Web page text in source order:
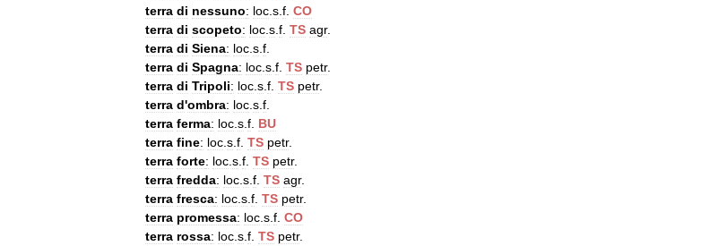
terra di nessuno: loc s f CO
terra di scopeto: loc s f TS agr.
terra di Siena: loc s f
terra di Spagna: loc s f TS petr.
terra di Tripoli: loc s f TS petr.
terra d'ombra: loc s f
terra ferma: loc s f BU
terra fine: loc s f TS petr.
terra forte: loc s f TS petr.
terra fredda: loc s f TS agr.
terra fresca: loc s f TS petr.
terra promessa: loc s f CO
terra rossa: loc s f TS petr.